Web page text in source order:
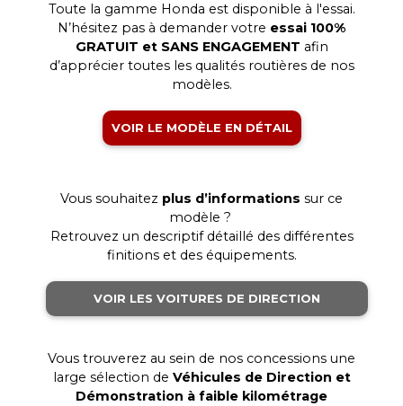
Toute la gamme Honda est disponible à l'essai.
N’hésitez pas à demander votre essai 100%
GRATUIT et SANS ENGAGEMENT afin
d’apprécier toutes les qualités routières de nos
modèles.
VOIR LE MODÈLE EN DÉTAIL
Vous souhaitez plus d’informations sur ce
modèle ?
Retrouvez un descriptif détaillé des différentes
finitions et des équipements.
VOIR LES VOITURES DE DIRECTION
Vous trouverez au sein de nos concessions une
large sélection de Véhicules de Direction et
Démonstration à faible kilométrage